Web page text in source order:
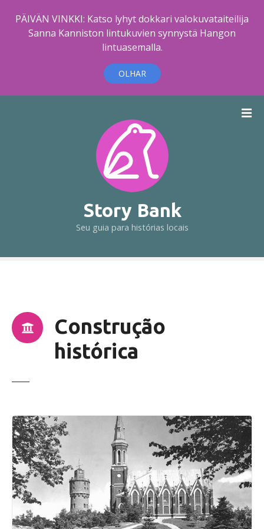
PÄIVÄN VINKKI: Katso lyhyt dokkari valokuvataiteilija
Sanna Kanniston lintukuvien synnystä Hangon
lintuasemalla.
OLHAR
e
Story Bank
Seu guia para histórias locais
Construção
histórica